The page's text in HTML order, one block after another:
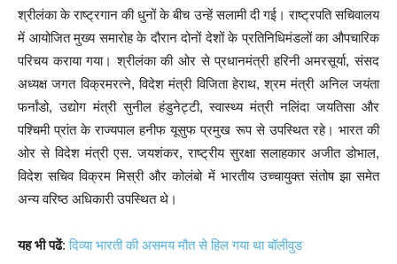
श्रीलंका के राष्ट्रगान की धुनों के बीच उन्हें सलामी दी गई। राष्ट्रपति सचिवालय
में आयोजित मुख्य समारोह के दौरान दोनों देशों के प्रतिनिधिमंडलों का औपचारिक
परिचय कराया गया। श्रीलंका की ओर से प्रधानमंत्री हरिनी अमरसूर्या, संसद
अध्यक्ष जगत विक्रमरत्ने, विदेश मंत्री विजिता हेराथ, श्रम मंत्री अनिल जयंता
फर्नांडो, उद्योग मंत्री सुनील हंडुनेट्टी, स्वास्थ्य मंत्री नलिंदा जयतिसा और
पश्चिमी प्रांत के राज्यपाल हनीफ यूसुफ प्रमुख रूप से उपस्थित रहे। भारत की
ओर से विदेश मंत्री एस. जयशंकर, राष्ट्रीय सुरक्षा सलाहकार अजीत डोभाल,
विदेश सचिव विक्रम मिस्री और कोलंबो में भारतीय उच्चायुक्त संतोष झा समेत
अन्य वरिष्ठ अधिकारी उपस्थित थे।
यह भी पढें:दिव्या भारती की असमय मौत से हिल गया था बॉलीवुड